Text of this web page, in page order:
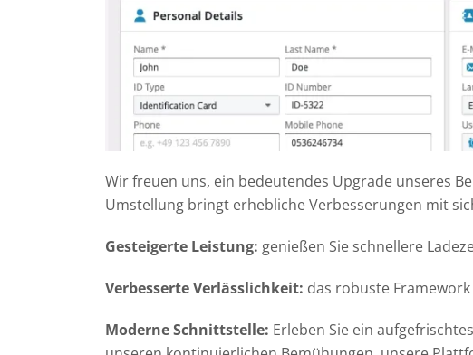
Wir freuen uns, ein bedeutendes Upgrade unseres
Umstellung bringt erhebliche Verbesserungen mit
Gesteigerte Leistung: genießen Sie schnellere
Verbesserte Verlässlichkeit: das robuste
Moderne Schnittstelle: Erleben Sie ein